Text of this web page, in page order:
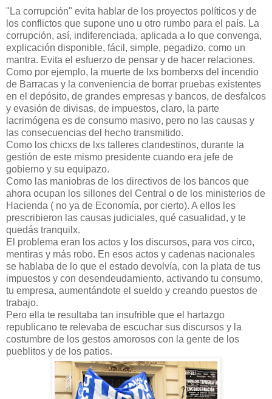
"La corrupción" evita hablar de los proyectos políticos y de
los conflictos que supone uno u otro rumbo para el país. La
corrupción, así, indiferenciada, aplicada a lo que convenga,
explicación disponible, fácil, simple, pegadizo, como un
mantra. Evita el esfuerzo de pensar y de hacer relaciones.
Como por ejemplo, la muerte de lxs bomberxs del incendio
de Barracas y la conveniencia de borrar pruebas existentes
en el depósito, de grandes empresas y bancos, de desfalcos
y evasión de divisas, de impuestos, claro, la parte
lacrimógena es de consumo masivo, pero no las causas y
las consecuencias del hecho transmitido.
Como los chicxs de lxs talleres clandestinos, durante la
gestión de este mismo presidente cuando era jefe de
gobierno y su equipazo.
Como las maniobras de los directivos de los bancos que
ahora ocupan los sillones del Central o de los ministerios de
Hacienda ( no ya de Economía, por cierto). A ellos les
prescribieron las causas judiciales, qué casualidad, y te
quedás tranquilx.
El problema eran los actos y los discursos, para vos circo,
mentiras y más robo. En esos actos y cadenas nacionales
se hablaba de lo que el estado devolvía, con la plata de tus
impuestos y con desendeudamiento, activando tu consumo,
tu empresa, aumentándote el sueldo y creando puestos de
trabajo.
Pero ella te resultaba tan insufrible que el hartazgo
republicano te relevaba de escuchar sus discursos y la
costumbre de los gestos amorosos con la gente de los
pueblitos y de los patios.